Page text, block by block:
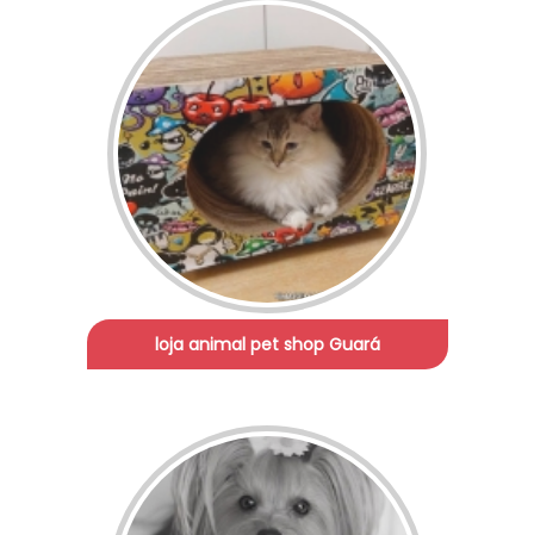
loja animal pet shop Guará